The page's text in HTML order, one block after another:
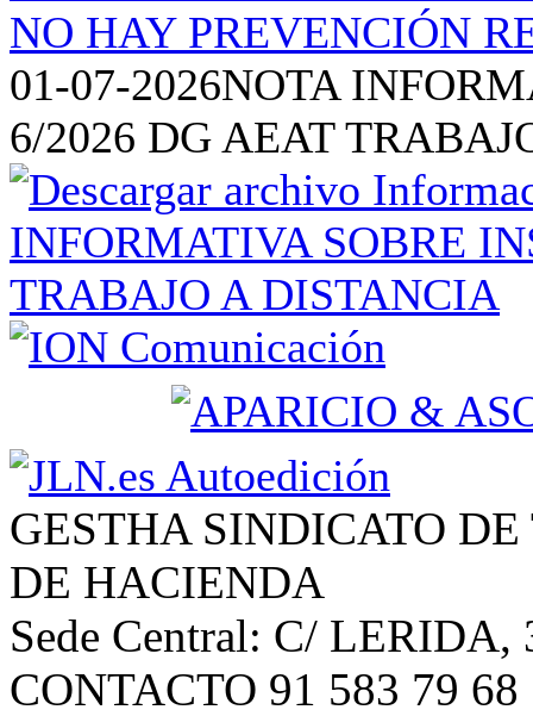
01-07-2026NOTA
6/2026 DG AEAT
GESTHA SINDICATO
DE HACIENDA
Sede Central: C/
CONTACTO 91 583 79